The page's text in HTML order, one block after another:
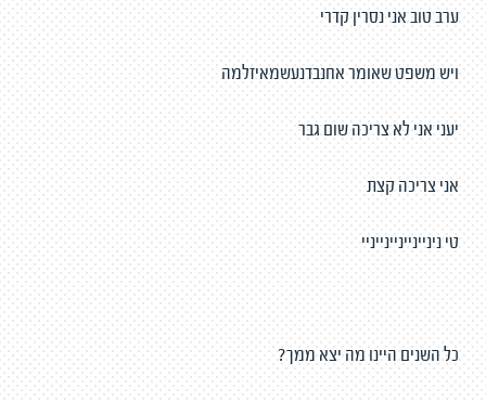
ערב טוב אני נסרין קדרי
ויש משפט שאומר אחנבדנעשמאיזלמה
יעני אני לא צריכה שום גבר
אני צריכה קצת
טי ניניינייניינייניי
כל השנים היינו מה יצא ממך?